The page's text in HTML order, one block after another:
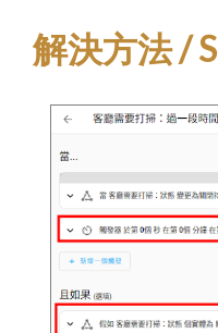
解決方法 /